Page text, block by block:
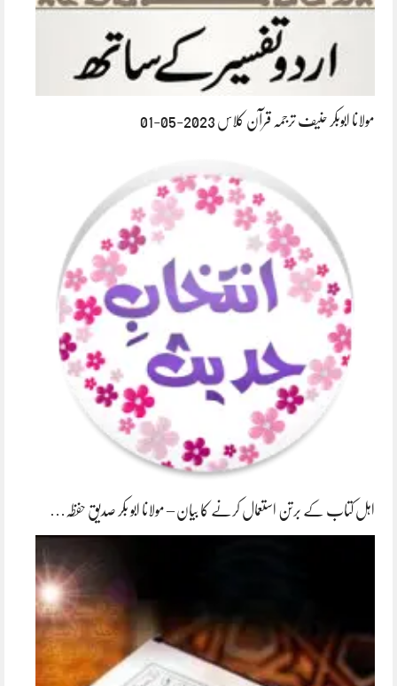
مولانا ابوبکر حنیف ترجمہ قرآن کلاس 2023-05-01
اہل کتاب کے برتن استعمال کرنے کا بیان – مولانا ابو بکر صدیق حفظہ…